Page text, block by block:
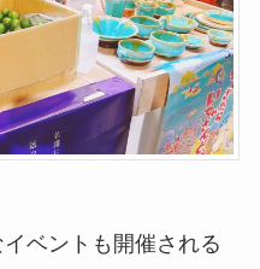
ベントも開催される